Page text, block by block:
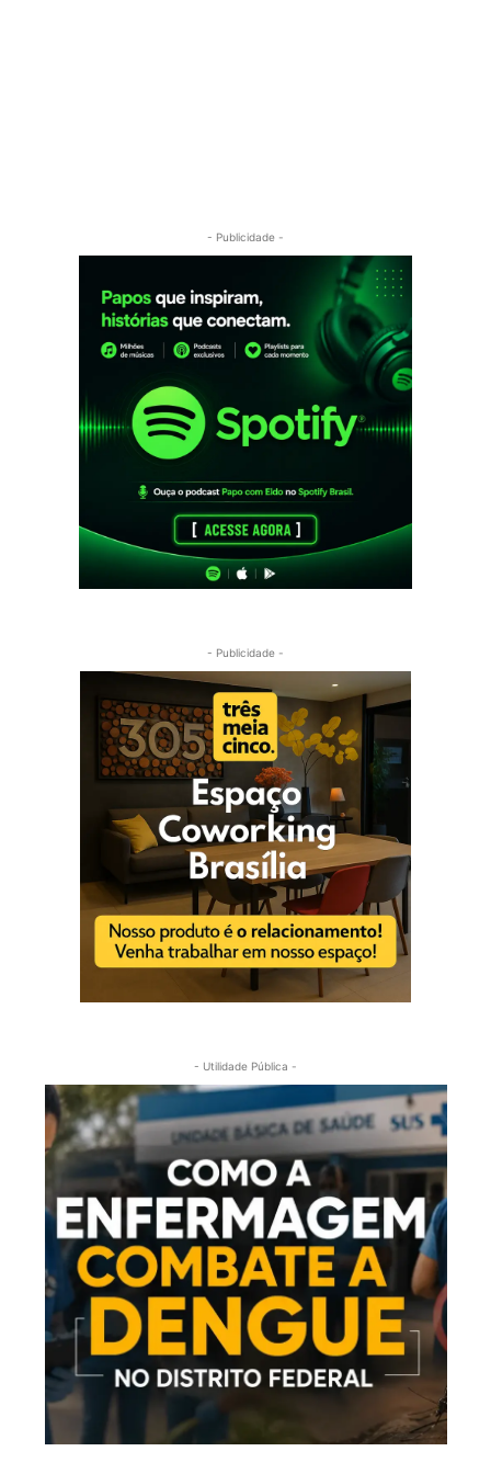
- Publicidade -
- Publicidade -
- Utilidade Pública -